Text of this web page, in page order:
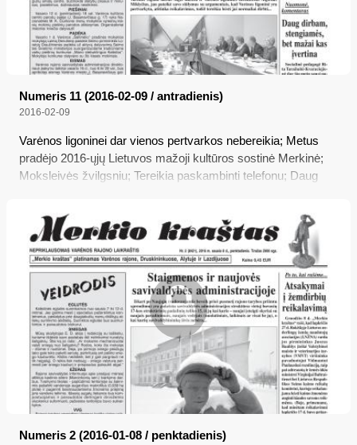
Numeris 11 (2016-02-09 / antradienis)
2016-02-09
Varėnos ligoninei dar vienos pertvarkos nebereikia; Metus
pradėjo 2016-ųjų Lietuvos mažoji kultūros sostinė Merkinė;
Moksleivės žvilgsniu; Tereikia paskambinti telefonu; Daug
kraštas gali likti be geriamojo vandens?
Numeris 2 (2016-01-08 / penktadienis)